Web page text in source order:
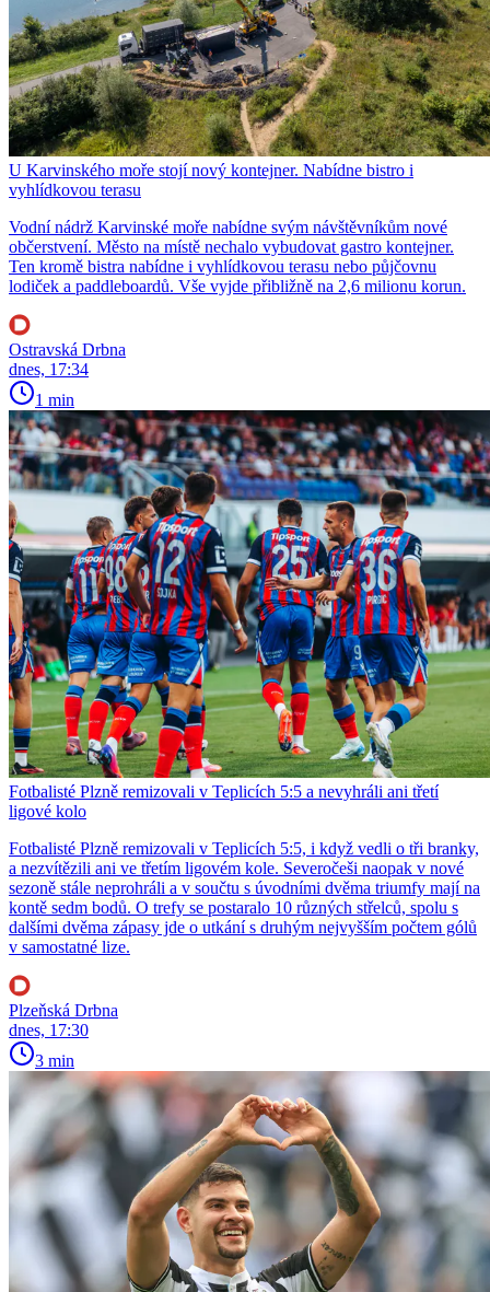
U Karvinského moře stojí nový kontejner. Nabídne bistro i
vyhlídkovou terasu
Vodní nádrž Karvinské moře nabídne svým návštěvníkům nové
občerstvení. Město na místě nechalo vybudovat gastro kontejner.
Ten kromě bistra nabídne i vyhlídkovou terasu nebo půjčovnu
lodiček a paddleboardů. Vše vyjde přibližně na 2,6 milionu korun.
Ostravská Drbna
dnes, 17:34
1 min
Fotbalisté Plzně remizovali v Teplicích 5:5 a nevyhráli ani třetí
ligové kolo
Fotbalisté Plzně remizovali v Teplicích 5:5, i když vedli o tři branky,
a nezvítězili ani ve třetím ligovém kole. Severočeši naopak v nové
sezoně stále neprohráli a v součtu s úvodními dvěma triumfy mají na
kontě sedm bodů. O trefy se postaralo 10 různých střelců, spolu s
dalšími dvěma zápasy jde o utkání s druhým nejvyšším počtem gólů
v samostatné lize.
Plzeňská Drbna
dnes, 17:30
3 min